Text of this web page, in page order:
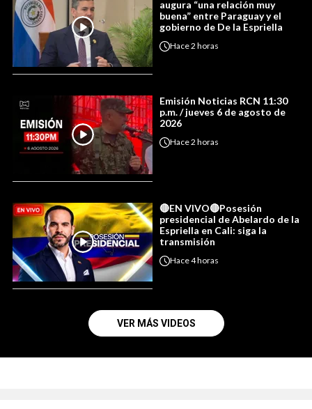
augura “una relación muy
buena” entre Paraguay y el
gobierno de De la Espriella
Hace2 horas
Emisión Noticias RCN 11:30
p.m. / jueves 6 de agosto de
2026
Hace2 horas
🔴EN VIVO🔴Posesión
presidencial de Abelardo de la
Espriella en Cali: siga la
transmisión
Hace4 horas
VER MÁS VIDEOS